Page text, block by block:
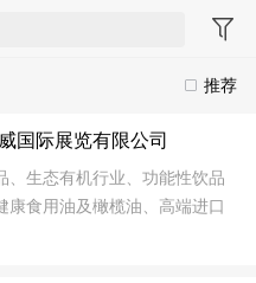
推荐
国际展览有限公司
、生态有机行业、功能性饮品
康食用油及橄榄油、高端进口
养生健康、家庭医疗康复保